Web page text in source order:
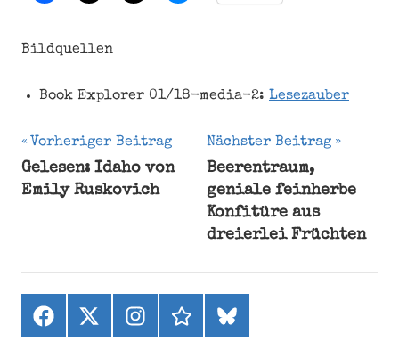
Bildquellen
Book Explorer 01/18-media-2: Lesezauber
Bücher
Beitragsnavigation
Vorheriger Beitrag
Gelesen: Idaho von
Emily Ruskovich
Nächster Beitrag
Beerentraum,
geniale feinherbe
Konfitüre aus
dreierlei Früchten
Facebook
X
(ehemals
Instagramthreadsbluesky